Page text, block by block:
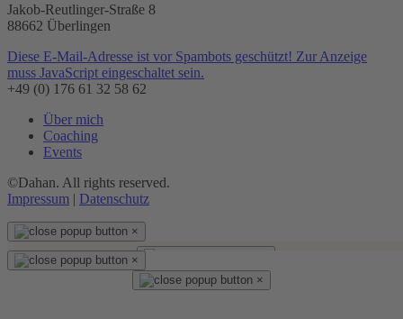
Jakob-Reutlinger-Straße 8
88662 Überlingen
Diese E-Mail-Adresse ist vor Spambots geschützt! Zur Anzeige
muss JavaScript eingeschaltet sein.
+49 (0) 176 61 32 58 62
Über mich
Coaching
Events
©Dahan. All rights reserved.
Impressum | Datenschutz
×
DAS ANGEBOT GEHT WEITER! SOMMER-SPECIAL
Termine-Paket für Familien| 75-minütige
×
×